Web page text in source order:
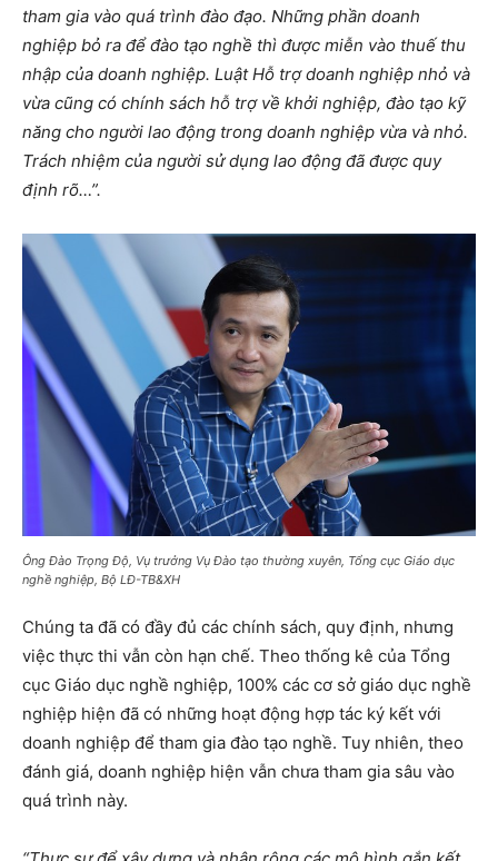
tham gia vào quá trình đào đạo. Những phần doanh
nghiệp bỏ ra để đào tạo nghề thì được miễn vào thuế thu
nhập của doanh nghiệp. Luật Hỗ trợ doanh nghiệp nhỏ và
vừa cũng có chính sách hỗ trợ về khởi nghiệp, đào tạo kỹ
năng cho người lao động trong doanh nghiệp vừa và nhỏ.
Trách nhiệm của người sử dụng lao động đã được quy
định rõ…”.
Ông Đào Trọng Độ, Vụ trưởng Vụ Đào tạo thường xuyên, Tổng cục Giáo dục
nghề nghiệp, Bộ LĐ-TB&XH
Chúng ta đã có đầy đủ các chính sách, quy định, nhưng
việc thực thi vẫn còn hạn chế. Theo thống kê của Tổng
cục Giáo dục nghề nghiệp, 100% các cơ sở giáo dục nghề
nghiệp hiện đã có những hoạt động hợp tác ký kết với
doanh nghiệp để tham gia đào tạo nghề. Tuy nhiên, theo
đánh giá, doanh nghiệp hiện vẫn chưa tham gia sâu vào
quá trình này.